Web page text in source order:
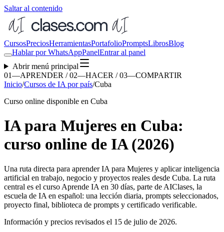
Saltar al contenido
CursosPreciosHerramientasPortafolioPromptsLibrosBlog
Hablar por WhatsAppPanelEntrar al panel
Abrir menú principal
01—APRENDER / 02—HACER / 03—COMPARTIR
Inicio/Cursos de IA por país/Cuba
Curso online disponible en Cuba
IA para Mujeres en Cuba:
curso online de IA (2026)
Una ruta directa para aprenderIA para Mujeres y aplicar inteligencia
artificial en trabajo, negocio y proyectos reales desde Cuba. La ruta
central es el curso Aprende IA en 30 días, parte de AIClases, la
escuela de IA en español: una lección diaria, prompts seleccionados,
proyecto final, biblioteca de prompts y certificado verificable.
Información y precios revisados el 15 de julio de 2026.